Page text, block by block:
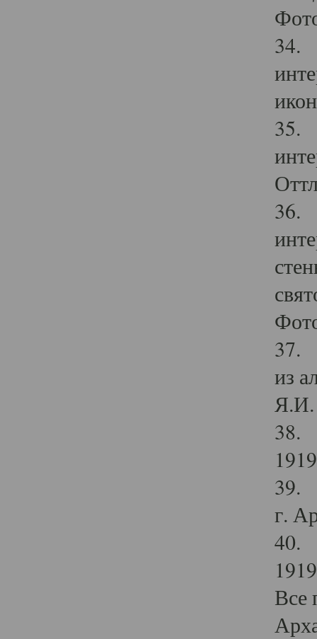
34.
35.
36.
37.
из
Я.И.
38.
39.
г.
40.
Все